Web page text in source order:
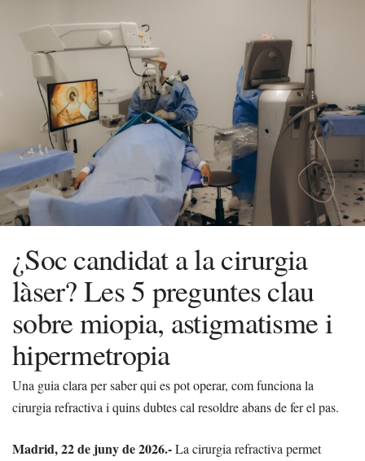
¿Soc candidat a la cirurgia
làser? Les 5 preguntes clau
sobre miopia, astigmatisme i
hipermetropia
Una guia clara per saber qui es pot operar, com funciona la
cirurgia refractiva i quins dubtes cal resoldre abans de fer el pas.
Madrid, 22 de juny de 2026.-La cirurgia refractiva permet